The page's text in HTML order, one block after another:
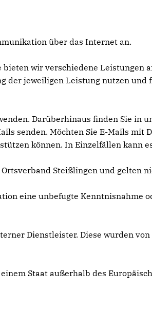
über das Internet an.
wir verschiedene Leistungen
der jeweiligen Leistung nutzen
Darüberhinaus finden Sie in
senden. Möchten Sie E-Mails
können. In Einzelfällen kann
Steißlingen und gelten
eine unbefugte Kenntnisnahme
Dienstleister. Diese wurden
Staat außerhalb des